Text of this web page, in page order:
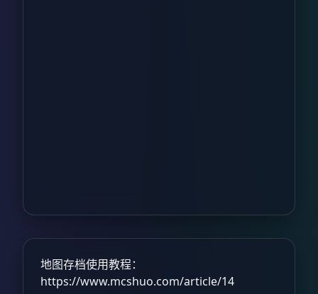
地图存档使用教程：
https://www.mcshuo.com/article/14